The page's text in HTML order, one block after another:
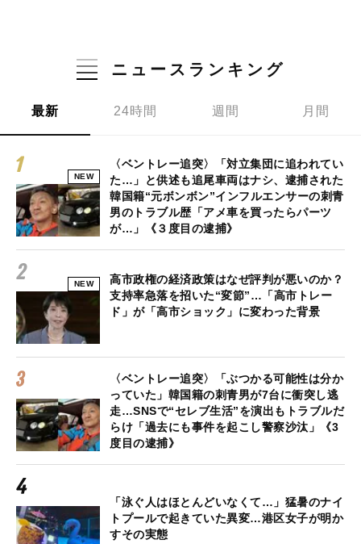
ニュースランキング
最新 24時間 週間 月間
NEW
〈ベントレー追突〉「対立集団に追われてい
た…」と供述も追尾車両はナシ、逮捕された
韓国籍“元ボンボン”インフルエンサーの刺青
男のトラブル歴「アメ車を買ったらパーツ
が…」《３度目の逮捕》
NEW
高市政権の経済政策はなぜ評判が悪いのか？
支持率急落を招いた“変節”…「高市トレー
ド」が「高市ショック」に変わった背景
〈ベントレー追突〉「ぶつかる可能性は分か
っていた」韓国籍の刺青男が7台に衝突し逃
走…SNSで“セレブ生活”を演出もトラブルだ
らけ「過去にも事件を起こし警察沙汰」《3
度目の逮捕》
「泳ぐ人はほとんどいなくて…」猛暑のナイ
トプールで起きていた異変…港区女子が明か
すその実態